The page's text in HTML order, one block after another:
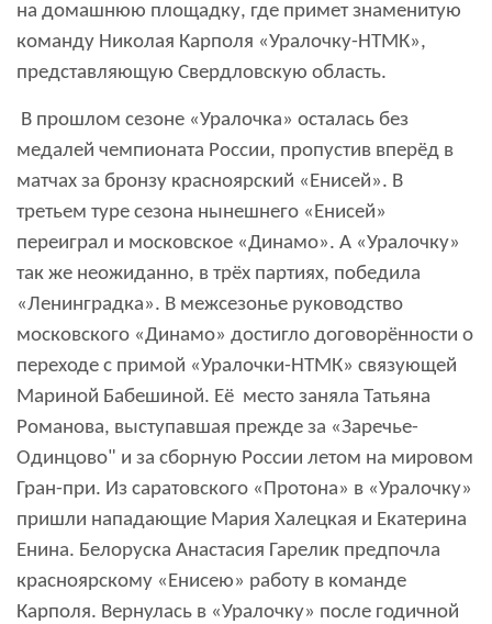
на домашнюю площадку, где примет знаменитую
команду Николая Карполя «Уралочку-НТМК»,
представляющую Свердловскую область.
В прошлом сезоне «Уралочка» осталась без
медалей чемпионата России, пропустив вперёд в
матчах за бронзу красноярский «Енисей». В
третьем туре сезона нынешнего «Енисей»
переиграл и московское «Динамо». А «Уралочку»
так же неожиданно, в трёх партиях, победила
«Ленинградка». В межсезонье руководство
московского «Динамо» достигло договорённости о
переходе с примой «Уралочки-НТМК» связующей
Мариной Бабешиной. Её место заняла Татьяна
Романова, выступавшая прежде за «Заречье-
Одинцово" и за сборную России летом на мировом
Гран-при. Из саратовского «Протона» в «Уралочку»
пришли нападающие Мария Халецкая и Екатерина
Енина. Белоруска Анастасия Гарелик предпочла
красноярскому «Енисею» работу в команде
Карполя. Вернулась в «Уралочку» после годичной